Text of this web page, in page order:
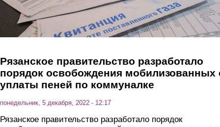
Рязанское правительство разработало
порядок освобождения мобилизованных
уплаты пеней по коммуналке
понедельник, 5 декабря, 2022 - 12:17
Рязанское правительство разработало порядок